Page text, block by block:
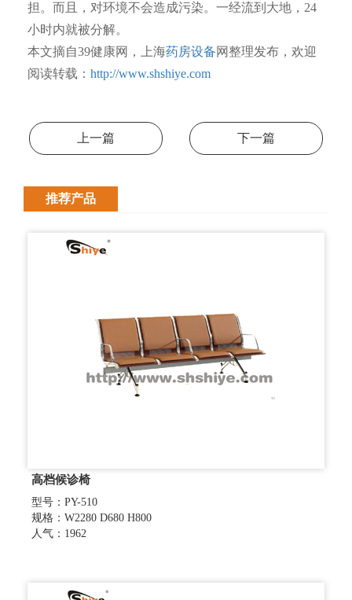
担。而且，对环境不会造成污染。一经流到大地，24
小时内就被分解。
本文摘自39健康网，上海药房设备网整理发布，欢迎
阅读转载： http://www.shshiye.com
上一篇 下一篇
推荐产品
高档候诊椅
型号：PY-510
规格：W2280 D680 H800
人气：1962